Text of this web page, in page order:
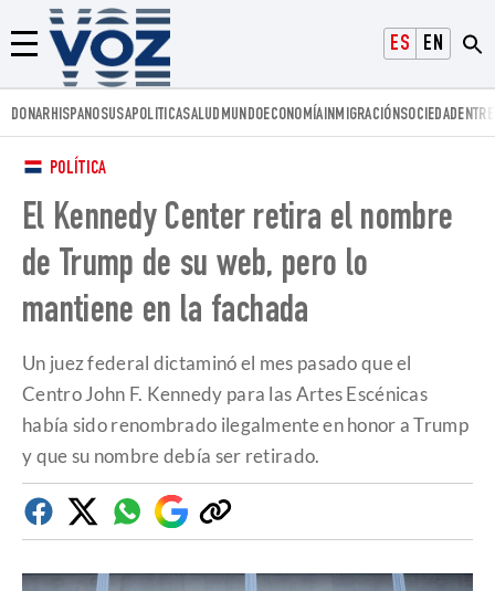
ESPAÑOLENGLISH
Menú
Voz.us
DONARHISPANOSUSAPOLITICASALUD MUNDOECONOMÍAINMIGRACIÓNSOCIEDAD
POLÍTICA
El Kennedy Center retira el nombre
de Trump de su web, pero lo
mantiene en la fachada
Un juez federal dictaminó el mes pasado que el
Centro John F. Kennedy para las Artes Escénicas
había sido renombrado ilegalmente en honor a Trump
y que su nombre debía ser retirado.
FacebookTwitterWhatsapp
Google
Discover
Copiar
enlace